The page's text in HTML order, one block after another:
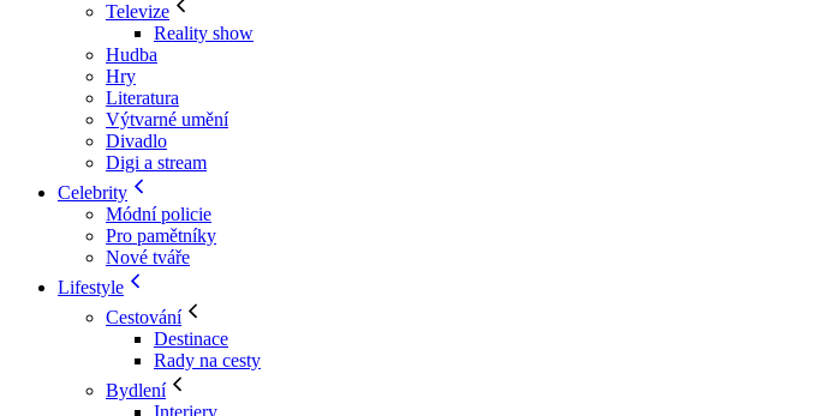
Televize
Reality show
Hudba
Hry
Literatura
Výtvarné umění
Divadlo
Digi a stream
Celebrity
Módní policie
Pro pamětníky
Nové tváře
Lifestyle
Cestování
Destinace
Rady na cesty
Bydlení
Interiery